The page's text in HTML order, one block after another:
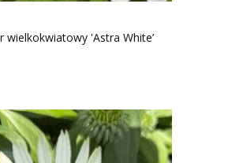
wielkokwiatowy 'Astra White’